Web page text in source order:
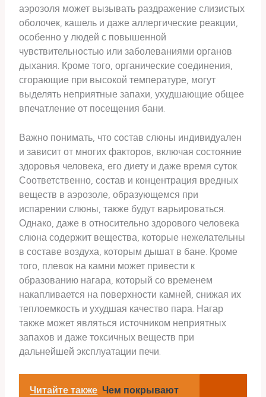
аэрозоля может вызывать раздражение слизистых
оболочек, кашель и даже аллергические реакции,
особенно у людей с повышенной
чувствительностью или заболеваниями органов
дыхания. Кроме того, органические соединения,
сгорающие при высокой температуре, могут
выделять неприятные запахи, ухудшающие общее
впечатление от посещения бани.
Важно понимать, что состав слюны индивидуален
и зависит от многих факторов, включая состояние
здоровья человека, его диету и даже время суток.
Соответственно, состав и концентрация вредных
веществ в аэрозоле, образующемся при
испарении слюны, также будут варьироваться.
Однако, даже в относительно здорового человека
слюна содержит вещества, которые нежелательны
в составе воздуха, которым дышат в бане. Кроме
того, плевок на камни может привести к
образованию нагара, который со временем
накапливается на поверхности камней, снижая их
теплоемкость и ухудшая качество пара. Нагар
также может являться источником неприятных
запахов и даже токсичных веществ при
дальнейшей эксплуатации печи.
Читайте также Чем покрывают